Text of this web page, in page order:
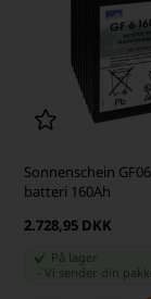
Sonnenschein GF06
batteri 160Ah
2.728,95 DKK
På lager
-Vi sender din